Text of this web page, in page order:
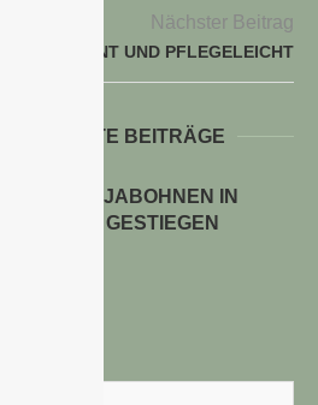
Nächster Beitrag
IMPOSANT UND PFLEGELEICHT
BEITRÄGE
FÜR SOJABOHNEN IN
STARK GESTIEGEN